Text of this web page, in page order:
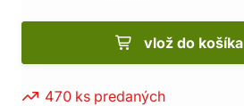
vlož do košíka
470 ks predaných